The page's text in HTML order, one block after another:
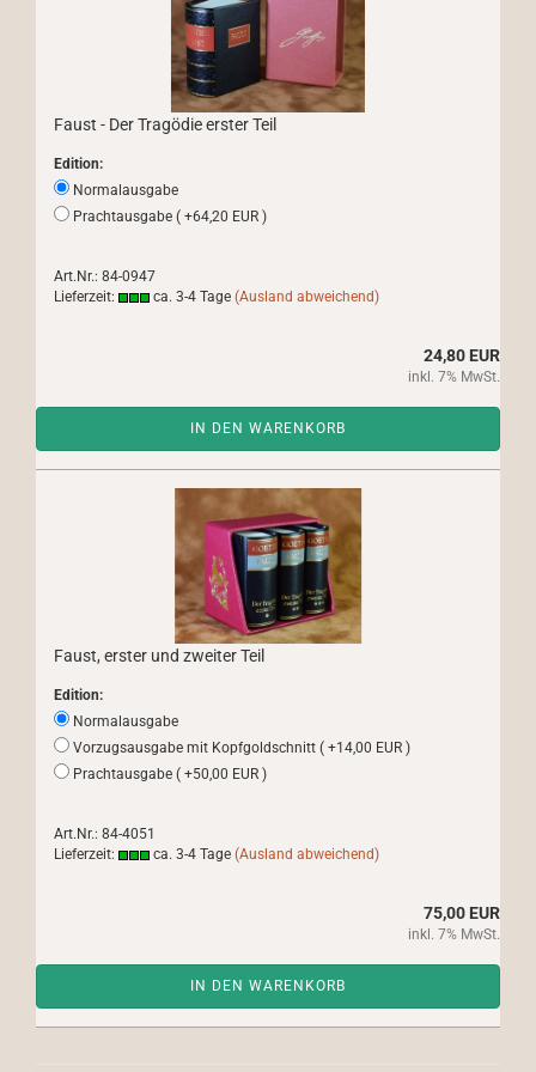
Faust - Der Tragödie erster Teil
Edition:
Normalausgabe
Prachtausgabe ( +64,20 EUR )
Art.Nr.: 84-0947
Lieferzeit:
ca. 3-4 Tage (Ausland abweichend)
24,80 EUR
inkl. 7% MwSt.
IN DEN WARENKORB
Faust, erster und zweiter Teil
Edition:
Normalausgabe
Vorzugsausgabe mit Kopfgoldschnitt ( +14,00 EUR )
Prachtausgabe ( +50,00 EUR )
Art.Nr.: 84-4051
Lieferzeit:
ca. 3-4 Tage (Ausland abweichend)
75,00 EUR
inkl. 7% MwSt.
IN DEN WARENKORB